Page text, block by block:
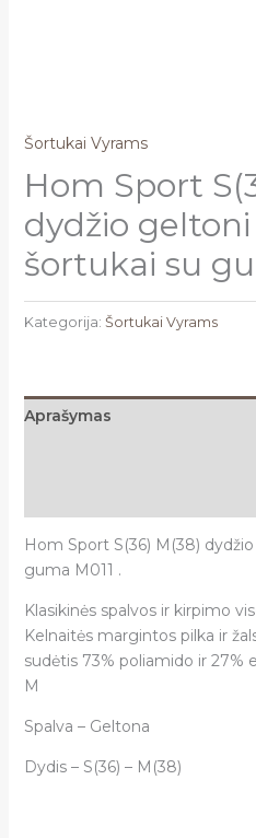
Šortukai Vyrams
Hom Sport
dydžio geltoni
šortukai su
Kategorija: Šortukai Vyrams
Aprašymas
Hom Sport S(36) M(38)
guma M011 .
Klasikinės spalvos ir kirpimo
Kelnaitės margintos pilka ir
sudėtis 73% poliamido ir 27%
M
Spalva – Geltona
Dydis – S(36) – M(38)